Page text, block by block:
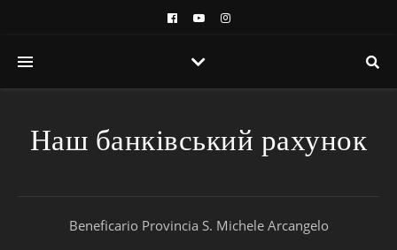
Наш банківський рахунок
Beneficario Provincia S. Michele Arcangelo